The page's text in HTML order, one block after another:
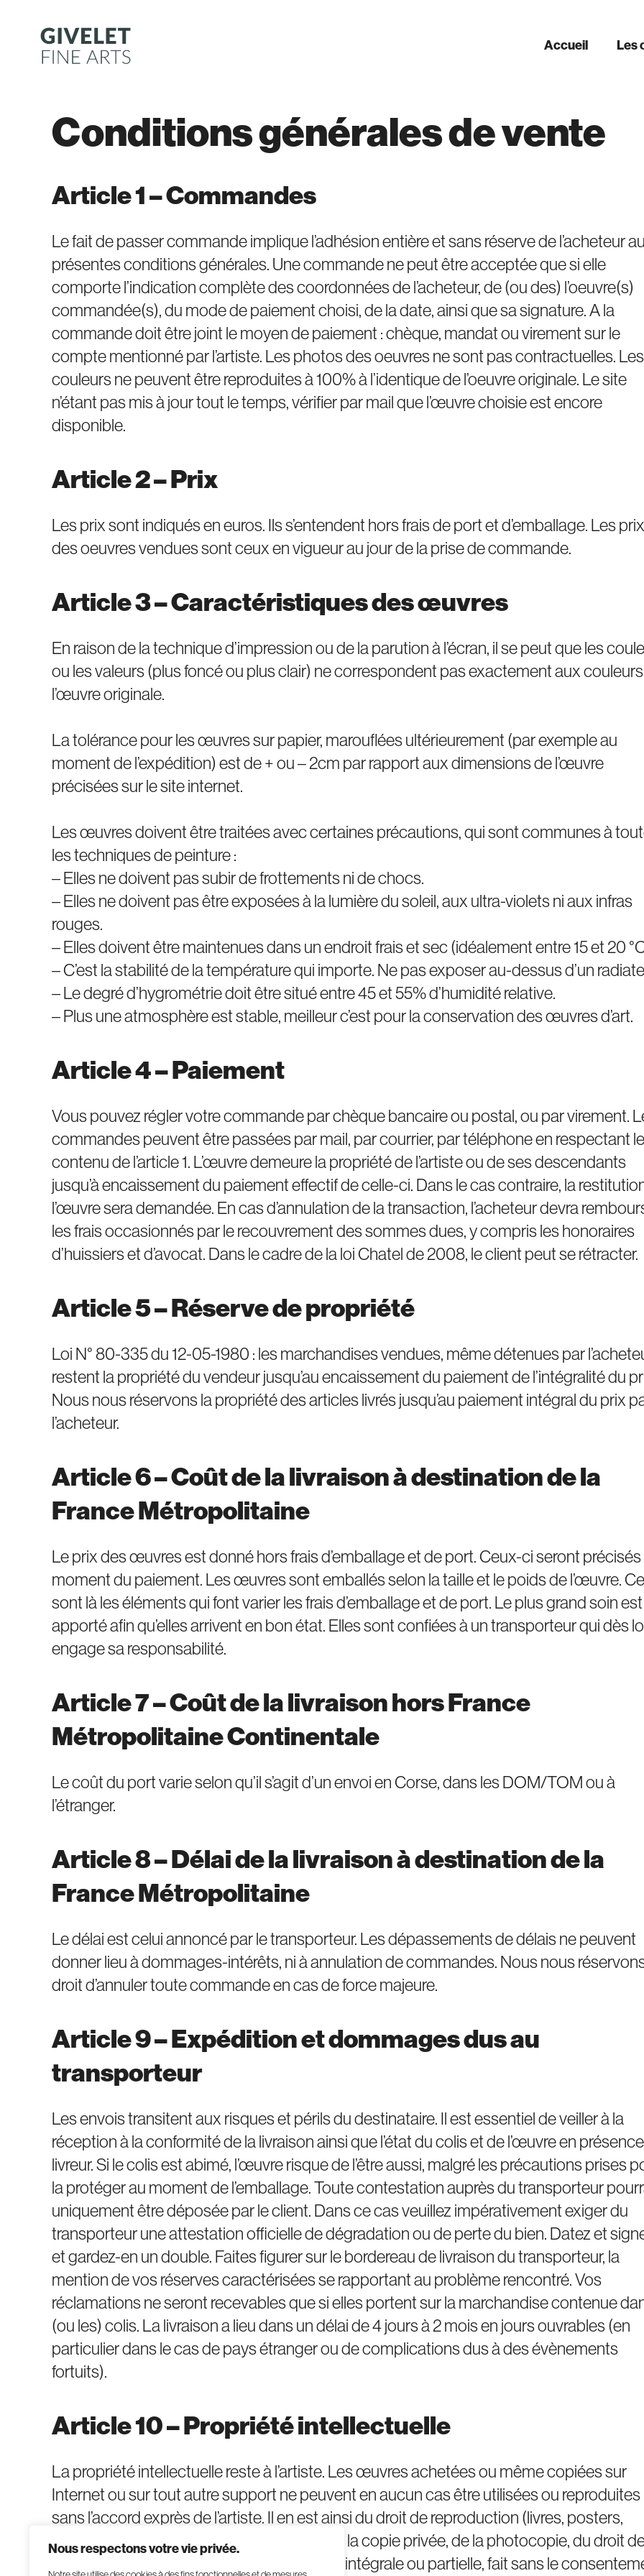
Nous respectons votre vie privée.
Accueil Les
Conditions générales de vente
Article 1 – Commandes
Le fait de passer commande implique l’adhésion entière et sans réserve de l’acheteur
présentes conditions générales. Une commande ne peut être acceptée que si elle
comporte l’indication complète des coordonnées de l’acheteur, de (ou des) l’oeuvre(s)
commandée(s), du mode de paiement choisi, de la date, ainsi que sa signature. A la
commande doit être joint le moyen de paiement : chèque, mandat ou virement sur le
compte mentionné par l’artiste. Les photos des oeuvres ne sont pas contractuelles. Les
couleurs ne peuvent être reproduites à 100% à l’identique de l’oeuvre originale. Le site
n’étant pas mis à jour tout le temps, vérifier par mail que l’œuvre choisie est encore
disponible.
Article 2 – Prix
Les prix sont indiqués en euros. Ils s’entendent hors frais de port et d’emballage. Les prix
des oeuvres vendues sont ceux en vigueur au jour de la prise de commande.
Article 3 – Caractéristiques des œuvres
En raison de la technique d’impression ou de la parution à l’écran, il se peut que les
ou les valeurs (plus foncé ou plus clair) ne correspondent pas exactement aux
l’œuvre originale.
La tolérance pour les œuvres sur papier, marouflées ultérieurement (par exemple au
moment de l’expédition) est de + ou – 2cm par rapport aux dimensions de l’œuvre
précisées sur le site internet.
Les œuvres doivent être traitées avec certaines précautions, qui sont communes à
les techniques de peinture :
– Elles ne doivent pas subir de frottements ni de chocs.
– Elles ne doivent pas être exposées à la lumière du soleil, aux ultra-violets ni aux infras
rouges.
– Elles doivent être maintenues dans un endroit frais et sec (idéalement entre 15 et 20
– C’est la stabilité de la température qui importe. Ne pas exposer au-dessus d’un
– Le degré d’hygrométrie doit être situé entre 45 et 55% d’humidité relative.
– Plus une atmosphère est stable, meilleur c’est pour la conservation des œuvres d’art.
Article 4 – Paiement
Vous pouvez régler votre commande par chèque bancaire ou postal, ou par virement.
commandes peuvent être passées par mail, par courrier, par téléphone en respectant le
contenu de l’article 1. L’œuvre demeure la propriété de l’artiste ou de ses descendants
jusqu’à encaissement du paiement effectif de celle-ci. Dans le cas contraire, la
l’œuvre sera demandée. En cas d’annulation de la transaction, l’acheteur devra
les frais occasionnés par le recouvrement des sommes dues, y compris les honoraires
d’huissiers et d’avocat. Dans le cadre de la loi Chatel de 2008, le client peut se rétracter.
Article 5 – Réserve de propriété
Loi N° 80-335 du 12-05-1980 : les marchandises vendues, même détenues par
restent la propriété du vendeur jusqu’au encaissement du paiement de l’intégralité du
Nous nous réservons la propriété des articles livrés jusqu’au paiement intégral du prix
l’acheteur.
Article 6 – Coût de la livraison à destination de la
France Métropolitaine
Le prix des œuvres est donné hors frais d’emballage et de port. Ceux-ci seront précisés
moment du paiement. Les œuvres sont emballés selon la taille et le poids de l’œuvre. Ce
sont là les éléments qui font varier les frais d’emballage et de port. Le plus grand soin est
apporté afin qu’elles arrivent en bon état. Elles sont confiées à un transporteur qui dès
engage sa responsabilité.
Article 7 – Coût de la livraison hors France
Métropolitaine Continentale
Le coût du port varie selon qu’il s’agit d’un envoi en Corse, dans les DOM/TOM ou à
l’étranger.
Article 8 – Délai de la livraison à destination de la
France Métropolitaine
Le délai est celui annoncé par le transporteur. Les dépassements de délais ne peuvent
donner lieu à dommages-intérêts, ni à annulation de commandes. Nous nous
droit d’annuler toute commande en cas de force majeure.
Article 9 – Expédition et dommages dus au
transporteur
Les envois transitent aux risques et périls du destinataire. Il est essentiel de veiller à la
réception à la conformité de la livraison ainsi que l’état du colis et de l’œuvre en
livreur. Si le colis est abimé, l’œuvre risque de l’être aussi, malgré les précautions prises
la protéger au moment de l’emballage. Toute contestation auprès du transporteur
uniquement être déposée par le client. Dans ce cas veuillez impérativement exiger du
transporteur une attestation officielle de dégradation ou de perte du bien. Datez et
et gardez-en un double. Faites figurer sur le bordereau de livraison du transporteur, la
mention de vos réserves caractérisées se rapportant au problème rencontré. Vos
réclamations ne seront recevables que si elles portent sur la marchandise contenue
(ou les) colis. La livraison a lieu dans un délai de 4 jours à 2 mois en jours ouvrables (en
particulier dans le cas de pays étranger ou de complications dus à des évènements
fortuits).
Article 10 – Propriété intellectuelle
La propriété intellectuelle reste à l’artiste. Les œuvres achetées ou même copiées sur
Internet ou sur tout autre support ne peuvent en aucun cas être utilisées ou reproduites
sans l’accord exprès de l’artiste. Il en est ainsi du droit de reproduction (livres, posters,
presse, merchandising…) du multimédia, de la copie privée, de la photocopie, du droit
prêt. Toute reproduction ou représentation, intégrale ou partielle, fait sans le